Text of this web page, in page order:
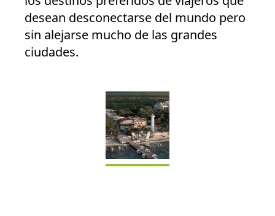
desean desconectarse del mundo pero
sin alejarse mucho de las grandes
ciudades.